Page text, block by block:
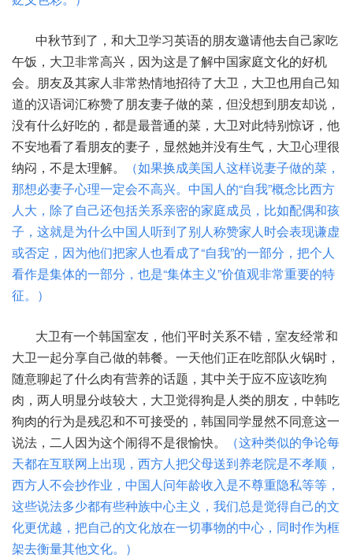
中秋节到了，和大卫学习英语的朋友邀请他去自己家吃
午饭，大卫非常高兴，因为这是了解中国家庭文化的好机
会。朋友及其家人非常热情地招待了大卫，大卫也用自己知
道的汉语词汇称赞了朋友妻子做的菜，但没想到朋友却说，
没有什么好吃的，都是最普通的菜，大卫对此特别惊讶，他
不安地看了看朋友的妻子，显然她并没有生气，大卫心理很
纳闷，不是太理解。
（如果换成美国人这样说妻子做的菜，
那想必妻子心理一定会不高兴。中国人的“自我”概念比西方
人大，除了自己还包括关系亲密的家庭成员，比如配偶和孩
子，这就是为什么中国人听到了别人称赞家人时会表现谦虚
或否定，因为他们把家人也看成了“自我”的一部分，把个人
看作是集体的一部分，也是“集体主义”价值观非常重要的特
征。）
大卫有一个韩国室友，他们平时关系不错，室友经常和
大卫一起分享自己做的韩餐。一天他们正在吃部队火锅时，
随意聊起了什么肉有营养的话题，其中关于应不应该吃狗
肉，两人明显分歧较大，大卫觉得狗是人类的朋友，中韩吃
狗肉的行为是残忍和不可接受的，韩国同学显然不同意这一
说法，二人因为这个闹得不是很愉快。
（这种类似的争论每
天都在互联网上出现，西方人把父母送到养老院是不孝顺，
西方人不会抄作业，中国人问年龄收入是不尊重隐私等等，
这些说法多少都有些种族中心主义，我们总是觉得自己的文
化更优越，把自己的文化放在一切事物的中心，同时作为框
架去衡量其他文化。）